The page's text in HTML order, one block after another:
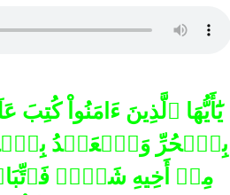
يَٰٓأَيُّهَا ٱلَّذِينَ
بِٱلۡحُرِّ وَٱلۡعَبۡدُ
مِنۡ أَخِيهِ شَيۡءٞ